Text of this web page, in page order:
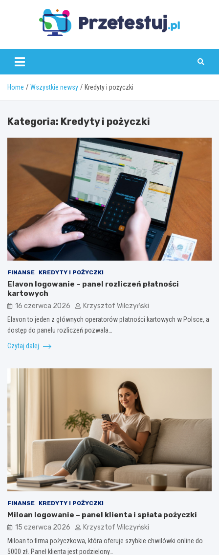
przetestuj.pl
Home Wszystkie newsy Kredyty i pożyczki
Kategoria: Kredyty i pożyczki
FINANSE KREDYTY I POŻYCZKI
Elavon logowanie – panel rozliczeń płatności
kartowych
16 czerwca 2026 Krzysztof Wilczyński
Elavon to jeden z głównych operatorów płatności kartowych w Polsce, a
dostęp do panelu rozliczeń pozwala…
Czytaj dalej
FINANSE KREDYTY I POŻYCZKI
Miloan logowanie – panel klienta i spłata pożyczki
15 czerwca 2026 Krzysztof Wilczyński
Miloan to firma pożyczkowa, która oferuje szybkie chwilówki online do
5000 zł. Panel klienta jest podzielony…